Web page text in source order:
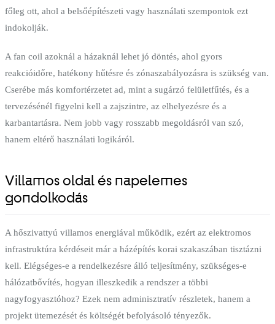
főleg ott, ahol a belsőépítészeti vagy használati szempontok ezt
indokolják.
A fan coil azoknál a házaknál lehet jó döntés, ahol gyors
reakcióidőre, hatékony hűtésre és zónaszabályozásra is szükség van.
Cserébe más komfortérzetet ad, mint a sugárzó felületfűtés, és a
tervezésénél figyelni kell a zajszintre, az elhelyezésre és a
karbantartásra. Nem jobb vagy rosszabb megoldásról van szó,
hanem eltérő használati logikáról.
Villamos oldal és napelemes
gondolkodás
A hőszivattyú villamos energiával működik, ezért az elektromos
infrastruktúra kérdéseit már a házépítés korai szakaszában tisztázni
kell. Elégséges-e a rendelkezésre álló teljesítmény, szükséges-e
hálózatbővítés, hogyan illeszkedik a rendszer a többi
nagyfogyasztóhoz? Ezek nem adminisztratív részletek, hanem a
projekt ütemezését és költségét befolyásoló tényezők.